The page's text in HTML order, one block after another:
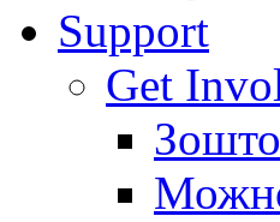
Support
Get